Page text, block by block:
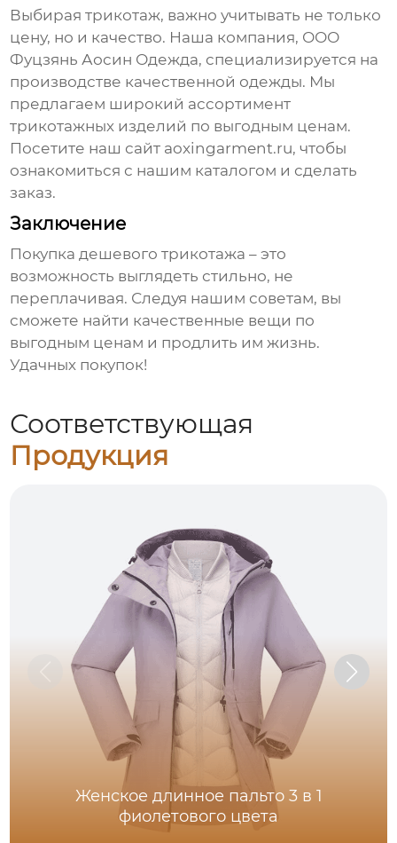
Выбирая трикотаж, важно учитывать не только
цену, но и качество. Наша компания, ООО
Фуцзянь Аосин Одежда, специализируется на
производстве качественной одежды. Мы
предлагаем широкий ассортимент
трикотажных изделий по выгодным ценам.
Посетите наш сайт aoxingarment.ru, чтобы
ознакомиться с нашим каталогом и сделать
заказ.
Заключение
Покупкадешевого трикотажа – это
возможность выглядеть стильно, не
переплачивая. Следуя нашим советам, вы
сможете найти качественные вещи по
выгодным ценам и продлить им жизнь.
Удачных покупок!
Соответствующая
Продукция
Женское длинное пальто 3 в 1
фиолетового цвета